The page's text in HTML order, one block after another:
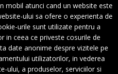
mobil atunci cand un website este
ului sa ofere o experienta de
urile sunt utilizate pentru a
in ceea ce priveste cosurile de
date anonime despre vizitele pe
utilizatorilor, in vederea
ului, a produselor, serviciilor si